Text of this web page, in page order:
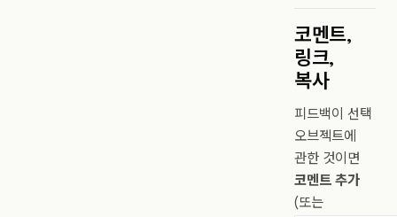
코멘트,
링크,
복사
피드백이 선택
오브젝트에
관한 것이면
코멘트 추가
(또는